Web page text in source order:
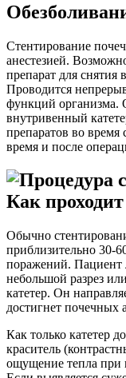
Стентирование
анестезией.
препарат для снятия
Проводится
функций организма.
внутривенный
препаратов во
время и после
Как
Обычно
приблизительно 30-
поражений. Пациент
небольшой разрез
катетер. Он
достигнет почечных
Как только катетер
краситель
ощущение тепла при